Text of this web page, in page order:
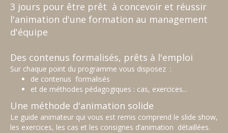
3 jours pour être prêt à concevoir et réussir
l'animation d'une formation au management
d'équipe
Des contenus formalisés, prêts à l'emploi
Sur chaque point du programme vous disposez :
de contenus formalisés
et de méthodes pédagogiques : cas, exercices...
Une méthode d'animation solide
Le guide animateur qui vous est remis comprend le slide show,
les exercices, les cas et les consignes d’animation détaillées.